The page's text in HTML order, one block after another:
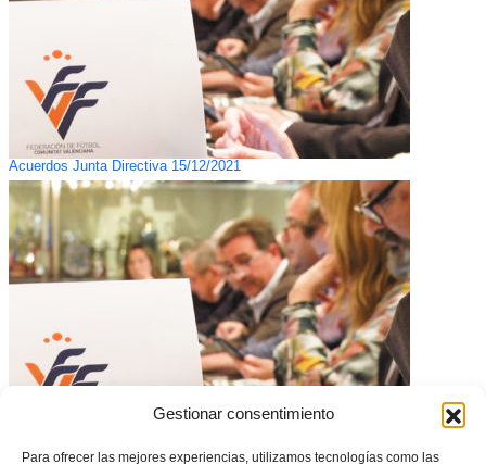
Gestionar consentimiento
Para ofrecer las mejores experiencias, utilizamos tecnologías como las
Acuerdos Junta Directiva 15/12/2021
Acuerdos Junta Directiva 17/12/2020